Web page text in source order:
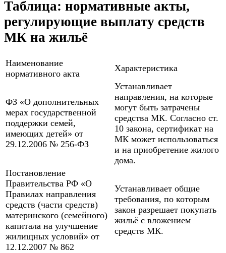
Таблица: нормативные акты,
регулирующие выплату средств
МК на жильё
Наименование
нормативного акта
Характеристика
ФЗ «О дополнительных
мерах государственной
поддержки семей,
имеющих детей» от
29.12.2006 № 256-ФЗ
Устанавливает
направления, на которые
могут быть затрачены
средства МК. Согласно ст.
10 закона, сертификат на
МК может использоваться
и на приобретение жилого
дома.
Постановление
Правительства РФ «О
Правилах направления
средств (части средств)
материнского (семейного)
капитала на улучшение
жилищных условий» от
12.12.2007 № 862
Устанавливает общие
требования, по которым
закон разрешает покупать
жильё с вложением
средств МК.